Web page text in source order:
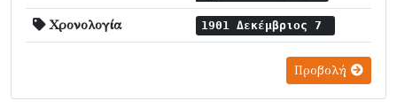
Χρονολογία 1901 Δεκέμβριος 7
Προβολή